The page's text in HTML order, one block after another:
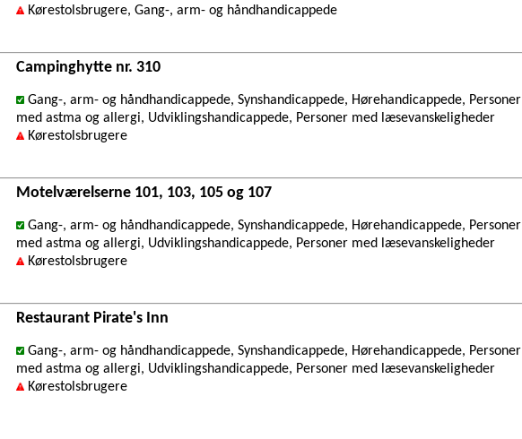
Kørestolsbrugere, Gang-, arm- og håndhandicappede
Campinghytte nr. 310
Gang-, arm- og håndhandicappede, Synshandicappede, Hørehandicappede, Personer
med astma og allergi, Udviklingshandicappede, Personer med læsevanskeligheder
Kørestolsbrugere
Motelværelserne 101, 103, 105 og 107
Gang-, arm- og håndhandicappede, Synshandicappede, Hørehandicappede, Personer
med astma og allergi, Udviklingshandicappede, Personer med læsevanskeligheder
Kørestolsbrugere
Restaurant Pirate's Inn
Gang-, arm- og håndhandicappede, Synshandicappede, Hørehandicappede, Personer
med astma og allergi, Udviklingshandicappede, Personer med læsevanskeligheder
Kørestolsbrugere